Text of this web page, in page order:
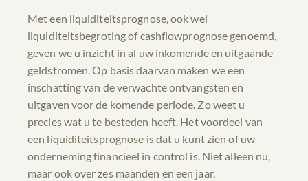
Met een liquiditeitsprognose, ook wel
liquiditeitsbegroting of cashflowprognose genoemd,
geven we u inzicht in al uw inkomende en uitgaande
geldstromen. Op basis daarvan maken we een
inschatting van de verwachte ontvangsten en
uitgaven voor de komende periode. Zo weet u
precies wat u te besteden heeft. Het voordeel van
een liquiditeitsprognose is dat u kunt zien of uw
onderneming financieel in control is. Niet alleen nu,
maar ook over zes maanden en een jaar.